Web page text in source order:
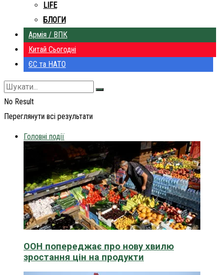
LIFE
БЛОГИ
Армія / ВПК
Китай Сьогодні
ЄС та НАТО
No Result
Переглянути всі результати
Головні події
ООН попереджає про нову хвилю
зростання цін на продукти